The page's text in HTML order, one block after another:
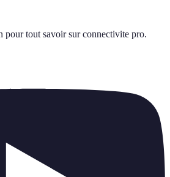
pour tout savoir sur connectivite pro.